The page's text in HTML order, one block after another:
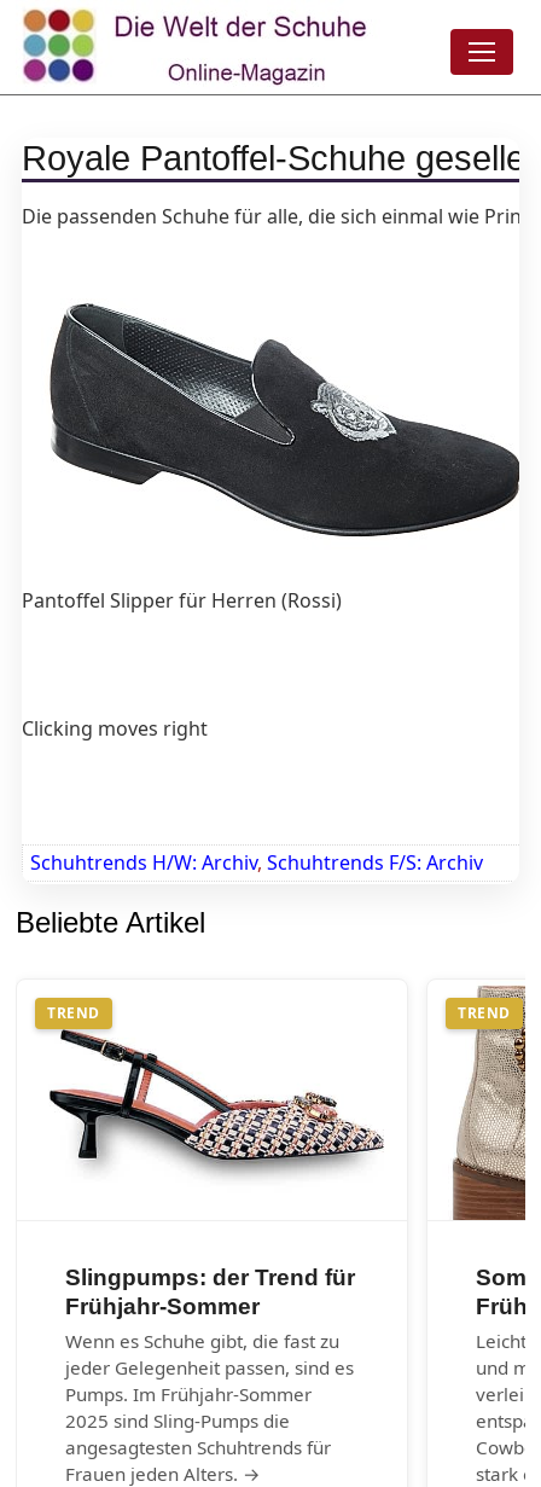
Royale Pantoffel-Schuhe
Die passenden Schuhe für alle, die sich einmal wie
Pantoffel Slipper für Herren (Rossi)
Clicking moves right
Schuhtrends H/W: Archiv, Schuhtrends F/S: Archiv
Beliebte Artikel
TREND
Slingpumps: der Trend für
Frühjahr-Sommer
Wenn es Schuhe gibt, die fast zu
jeder Gelegenheit passen, sind es
Pumps. Im Frühjahr-Sommer
2025 sind Sling-Pumps die
angesagtesten Schuhtrends für
Frauen jeden Alters. →
TREND
und
stark